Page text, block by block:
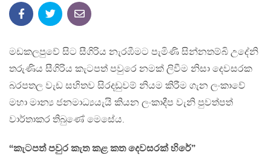
මඩකලපුවේ සිට සීගිරිය නැරඹීමට පැමිණි සින්නතම්බි උදේනි
තරුණිය සීගිරිය කැටපත් පවුරෙ නමක් ලිවීම නිසා දෙවසරක
බරපතල වැඩ සහිතව සිරදඩුවම් නියම කිරීම ගැන ලංකාවේ
මහා මාන්‍ය ජනමාධ්‍යයැයි කියන ලංකාදීප වැනි පුවත්පත්
වාර්තාකර තිබුණේ මෙසේය.
“කැටපත් පවුර කැත කළ කත දෙවසරක් හිරේ”